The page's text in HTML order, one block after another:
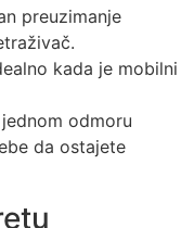
preuzimanje
kada je mobilni
odmoru
da ostajete